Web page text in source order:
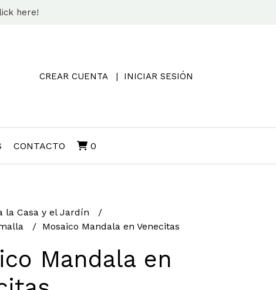
here!
CREAR CUENTA INICIAR SESIÓN
CONTACTO 0
la Casa y el Jardín
Mosaico Mandala en Venecitas
Mandala en